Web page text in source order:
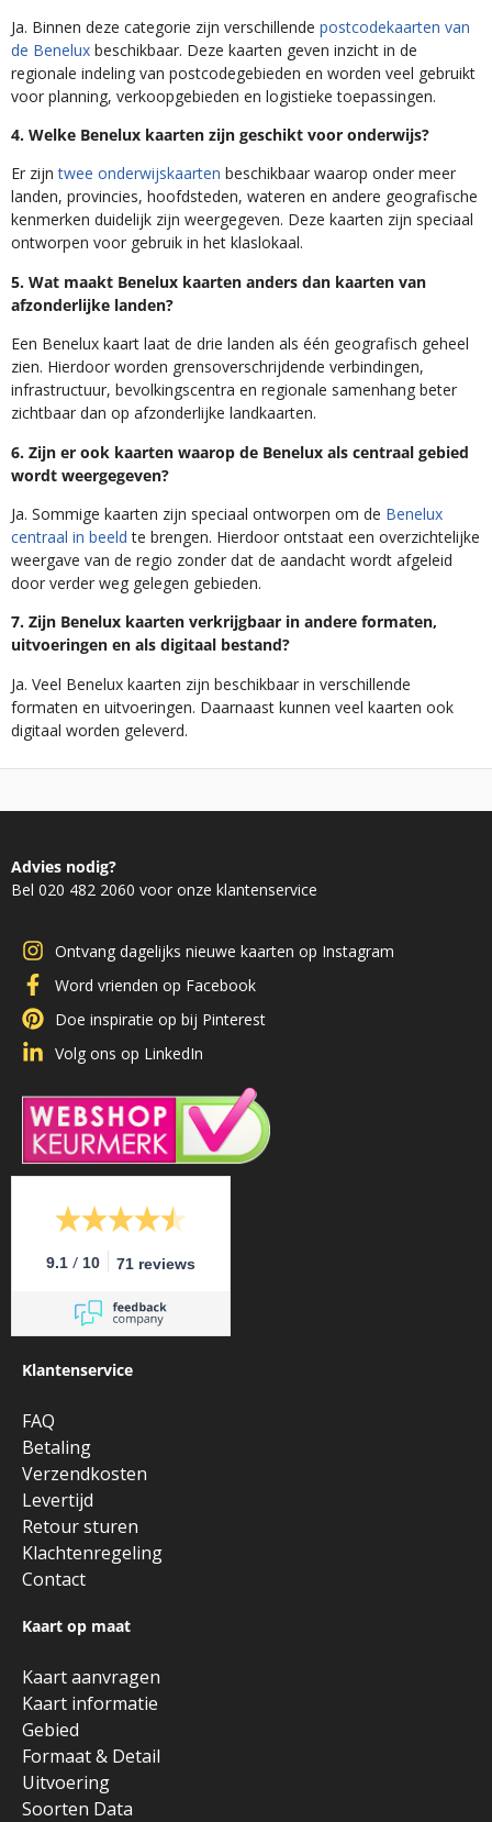
Ja. Binnen deze categorie zijn verschillende postcodekaarten van
de Benelux beschikbaar. Deze kaarten geven inzicht in de
regionale indeling van postcodegebieden en worden veel gebruikt
voor planning, verkoopgebieden en logistieke toepassingen.
4. Welke Benelux kaarten zijn geschikt voor onderwijs?
Er zijntwee onderwijskaarten beschikbaar waarop onder meer
landen, provincies, hoofdsteden, wateren en andere geografische
kenmerken duidelijk zijn weergegeven. Deze kaarten zijn speciaal
ontworpen voor gebruik in het klaslokaal.
5. Wat maakt Benelux kaarten anders dan kaarten van
afzonderlijke landen?
Een Benelux kaart laat de drie landen als één geografisch geheel
zien. Hierdoor worden grensoverschrijdende verbindingen,
infrastructuur, bevolkingscentra en regionale samenhang beter
zichtbaar dan op afzonderlijke landkaarten.
6. Zijn er ook kaarten waarop de Benelux als centraal gebied
wordt weergegeven?
Ja. Sommige kaarten zijn speciaal ontworpen om de Benelux
centraal in beeld te brengen. Hierdoor ontstaat een overzichtelijke
weergave van de regio zonder dat de aandacht wordt afgeleid
door verder weg gelegen gebieden.
7. Zijn Benelux kaarten verkrijgbaar in andere formaten,
uitvoeringen en als digitaal bestand?
Ja. Veel Benelux kaarten zijn beschikbaar in verschillende
formaten en uitvoeringen. Daarnaast kunnen veel kaarten ook
digitaal worden geleverd.
Advies nodig?
Bel 020 482 2060 voor onze klantenservice
Ontvang dagelijks nieuwe kaarten op Instagram
Word vrienden op Facebook
Doe inspiratie op bij Pinterest
Volg ons op LinkedIn
9.1 / 10 71 reviews
Klantenservice
FAQ
Betaling
Verzendkosten
Levertijd
Retour sturen
Klachtenregeling
Contact
Kaart op maat
Kaart aanvragen
Kaart informatie
Gebied
Formaat & Detail
Uitvoering
Soorten Data